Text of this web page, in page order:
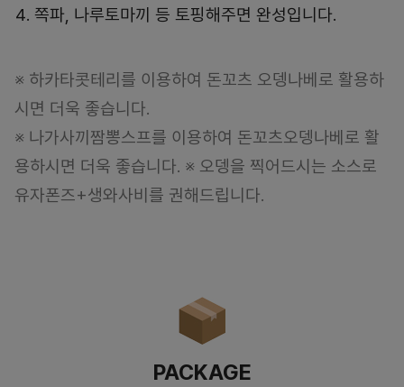
쪽파, 나루토마끼 등 토핑해주면 완성입니다.
※ 하카타콧테리를 이용하여 돈꼬츠 오뎅나베로 활용하
시면 더욱 좋습니다.
※ 나가사끼짬뽕스프를 이용하여 돈꼬츠오뎅나베로 활
용하시면 더욱 좋습니다. ※ 오뎅을 찍어드시는 소스로
유자폰즈+생와사비를 권해드립니다.
PACKAGE